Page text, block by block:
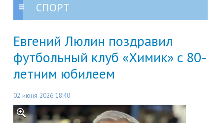
СПОРТ
Евгений Люлин поздравил
футбольный клуб «Химик» с 80-
летним юбилеем
02 июня 2026 18:40